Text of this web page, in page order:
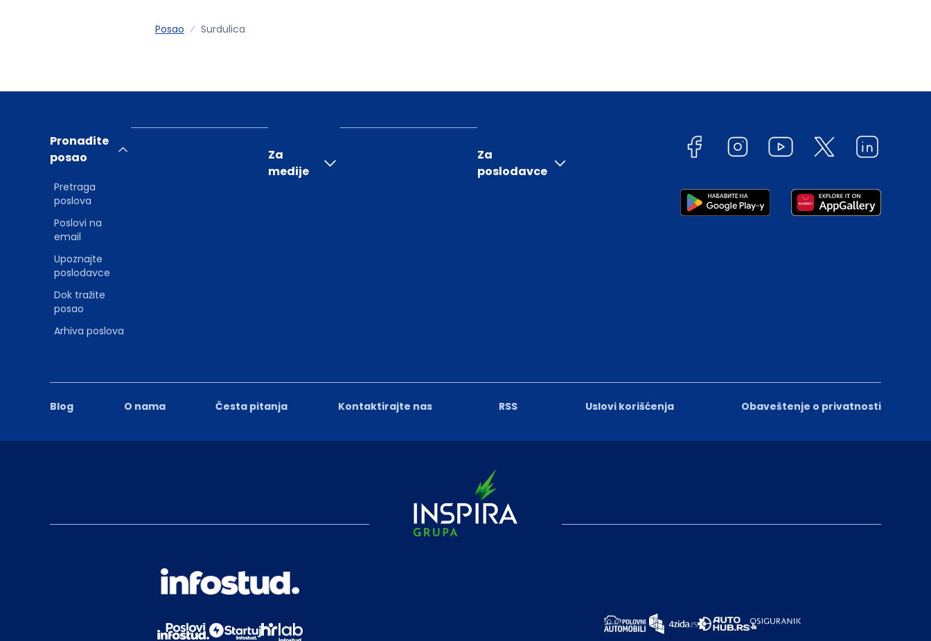
Posao Surdulica
Blog O nama Česta pitanja Kontaktirajte nas RSS Uslovi korišćenja Obaveštenje o privatnosti
Pronađite
posao
Pretraga
poslova
Poslovi na
email
Upoznajte
poslodavce
Dok tražite
posao
Arhiva poslova
Za
medije
Za
poslodavce